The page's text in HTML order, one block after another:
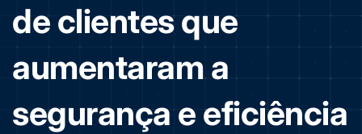
de clientes que
aumentaram a
segurança e eficiência